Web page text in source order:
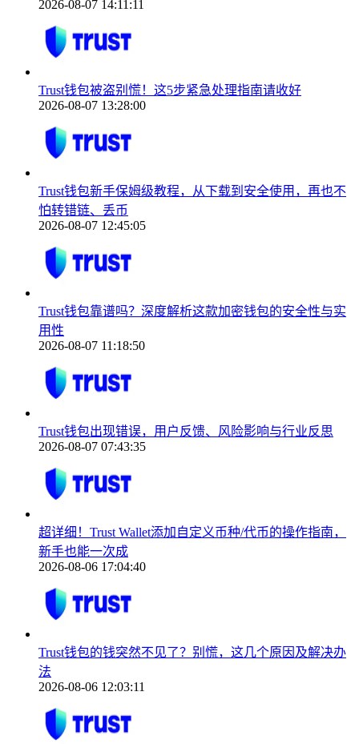
2026-08-07 14:11:11
Trust钱包被盗别慌！这5步紧急处理指南请收好
2026-08-07 13:28:00
Trust钱包新手保姆级教程，从下载到安全使用，再也不
怕转错链、丢币
2026-08-07 12:45:05
Trust钱包靠谱吗？深度解析这款加密钱包的安全性与实
用性
2026-08-07 11:18:50
Trust钱包出现错误，用户反馈、风险影响与行业反思
2026-08-07 07:43:35
超详细！Trust Wallet添加自定义币种/代币的操作指南，
新手也能一次成
2026-08-06 17:04:40
Trust钱包的钱突然不见了？别慌，这几个原因及解决办
法
2026-08-06 12:03:11